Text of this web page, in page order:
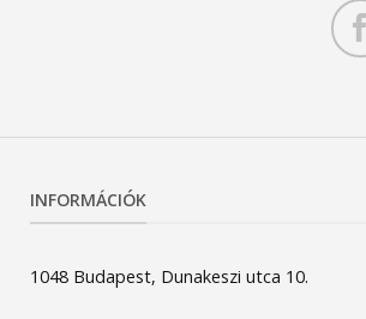
INFORMÁCIÓK
1048 Budapest, Dunakeszi utca 10.